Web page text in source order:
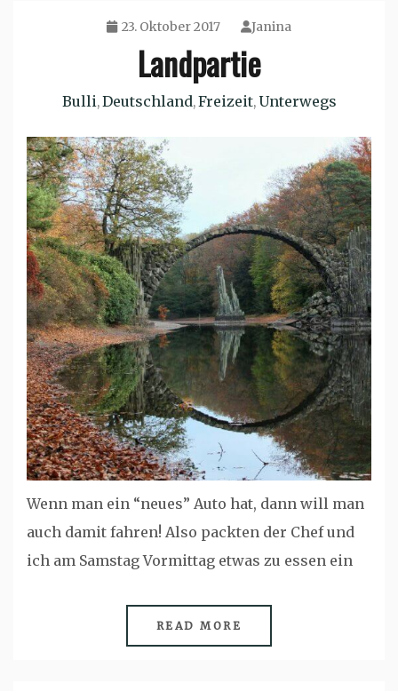
23. Oktober 2017 Janina
Landpartie
Bulli,Deutschland,Freizeit, Unterwegs
Wenn man ein “neues” Auto hat, dann will man
auch damit fahren! Also packten der Chef und
ich am Samstag Vormittag etwas zu essen ein
READ MORE